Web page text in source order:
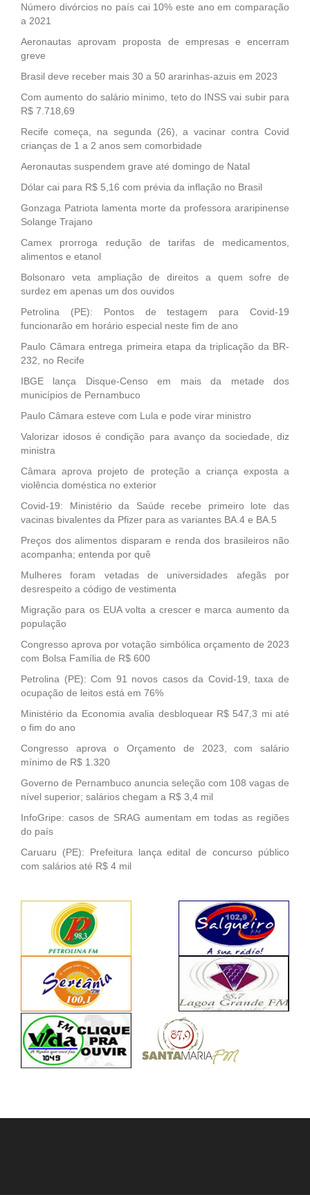
Número divórcios no país cai 10% este ano em comparação
a 2021
Aeronautas aprovam proposta de empresas e encerram
greve
Brasil deve receber mais 30 a 50 ararinhas-azuis em 2023
Com aumento do salário mínimo, teto do INSS vai subir para
R$ 7.718,69
Recife começa, na segunda (26), a vacinar contra Covid
crianças de 1 a 2 anos sem comorbidade
Aeronautas suspendem grave até domingo de Natal
Dólar cai para R$ 5,16 com prévia da inflação no Brasil
Gonzaga Patriota lamenta morte da professora araripinense
Solange Trajano
Camex prorroga redução de tarifas de medicamentos,
alimentos e etanol
Bolsonaro veta ampliação de direitos a quem sofre de
surdez em apenas um dos ouvidos
Petrolina (PE): Pontos de testagem para Covid-19
funcionarão em horário especial neste fim de ano
Paulo Câmara entrega primeira etapa da triplicação da BR-
232, no Recife
IBGE lança Disque-Censo em mais da metade dos
municípios de Pernambuco
Paulo Câmara esteve com Lula e pode virar ministro
Valorizar idosos é condição para avanço da sociedade, diz
ministra
Câmara aprova projeto de proteção a criança exposta a
violência doméstica no exterior
Covid-19: Ministério da Saúde recebe primeiro lote das
vacinas bivalentes da Pfizer para as variantes BA.4 e BA.5
Preços dos alimentos disparam e renda dos brasileiros não
acompanha; entenda por quê
Mulheres foram vetadas de universidades afegãs por
desrespeito a código de vestimenta
Migração para os EUA volta a crescer e marca aumento da
população
Congresso aprova por votação simbólica orçamento de 2023
com Bolsa Família de R$ 600
Petrolina (PE): Com 91 novos casos da Covid-19, taxa de
ocupação de leitos está em 76%
Ministério da Economia avalia desbloquear R$ 547,3 mi até
o fim do ano
Congresso aprova o Orçamento de 2023, com salário
mínimo de R$ 1.320
Governo de Pernambuco anuncia seleção com 108 vagas de
nível superior; salários chegam a R$ 3,4 mil
InfoGripe: casos de SRAG aumentam em todas as regiões
do país
Caruaru (PE): Prefeitura lança edital de concurso público
com salários até R$ 4 mil